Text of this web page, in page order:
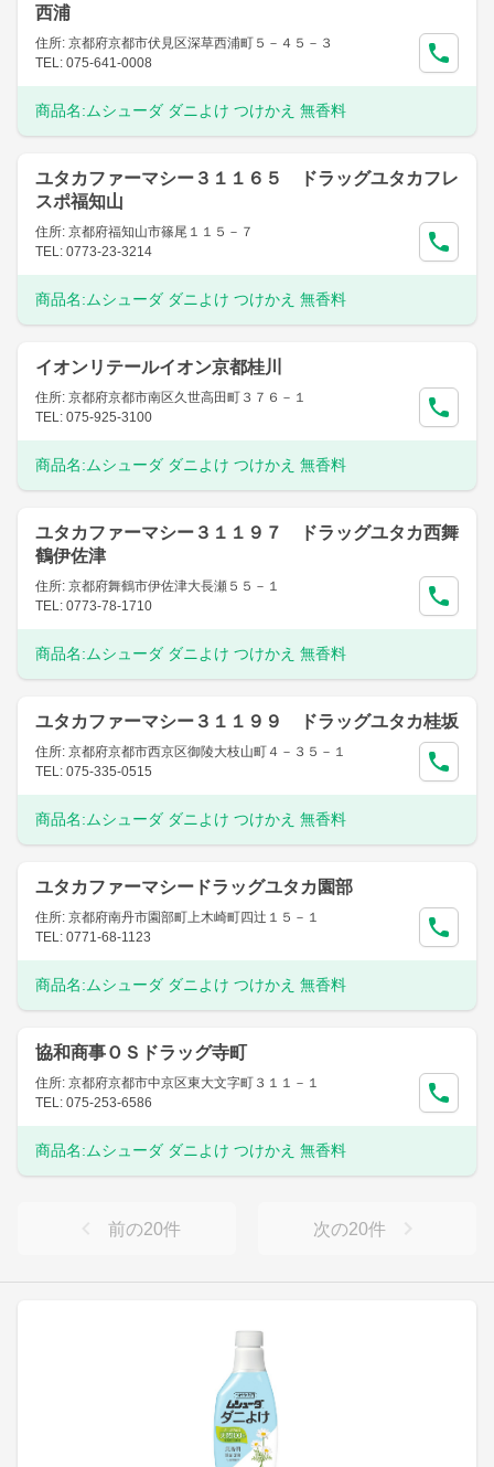
西浦
住所: 京都府京都市伏見区深草西浦町５－４５－３
TEL: 075-641-0008
商品名: ムシューダ ダニよけ つけかえ 無香料
ユタカファーマシー３１１６５ ドラッグユタカフレ
スポ福知山
住所: 京都府福知山市篠尾１１５－７
TEL: 0773-23-3214
商品名: ムシューダ ダニよけ つけかえ 無香料
イオンリテールイオン京都桂川
住所: 京都府京都市南区久世高田町３７６－１
TEL: 075-925-3100
商品名: ムシューダ ダニよけ つけかえ 無香料
ユタカファーマシー３１１９７ ドラッグユタカ西舞
鶴伊佐津
住所: 京都府舞鶴市伊佐津大長瀬５５－１
TEL: 0773-78-1710
商品名: ムシューダ ダニよけ つけかえ 無香料
ユタカファーマシー３１１９９ ドラッグユタカ桂坂
住所: 京都府京都市西京区御陵大枝山町４－３５－１
TEL: 075-335-0515
商品名: ムシューダ ダニよけ つけかえ 無香料
ユタカファーマシードラッグユタカ園部
住所: 京都府南丹市園部町上木崎町四辻１５－１
TEL: 0771-68-1123
商品名: ムシューダ ダニよけ つけかえ 無香料
協和商事ＯＳドラッグ寺町
住所: 京都府京都市中京区東大文字町３１１－１
TEL: 075-253-6586
商品名: ムシューダ ダニよけ つけかえ 無香料
前の20件 次の20件